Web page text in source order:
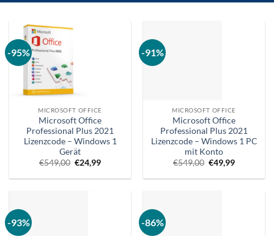
-95%
MICROSOFT OFFICE
Microsoft Office
Professional Plus 2021
Lizenzcode – Windows 1
Gerät
€549,00 Ursprünglicher
Preis
war:
€24,99Aktueller
ist:
-91%
MICROSOFT OFFICE
Microsoft Office
Professional Plus 2021
Lizenzcode – Windows 1 PC
mit Konto
€549,00 Ursprünglicher
Preis
war:
€49,99Aktueller
ist:
-93% -86%